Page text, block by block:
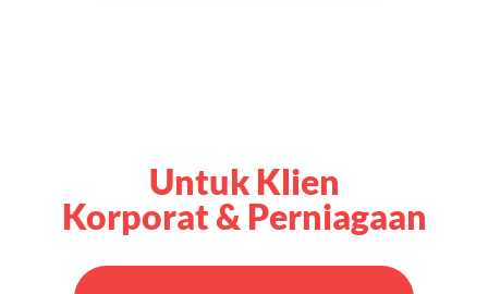
Untuk Klien
Korporat & Perniagaan